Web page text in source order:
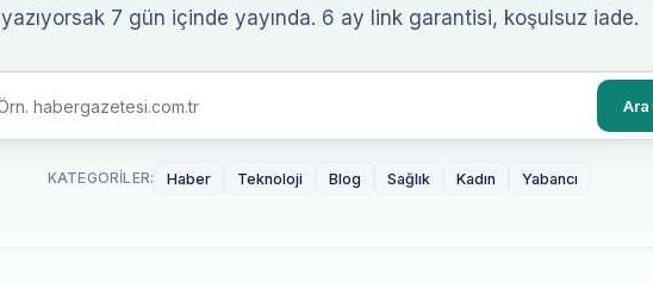
yazıyorsak 7 gün içinde yayında. 6 ay link garantisi, koşulsuz iade.
Ara
KATEGORILER: Haber Teknoloji Blog Sağlık Kadın Yabancı